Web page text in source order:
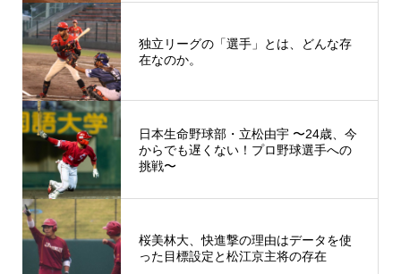
独立リーグの「選手」とは、どんな存
在なのか。
日本生命野球部・立松由宇 〜24歳、今
からでも遅くない！プロ野球選手への
挑戦〜
桜美林大、快進撃の理由はデータを使
った目標設定と松江京主将の存在